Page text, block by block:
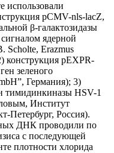
использовали
pCMV-nls-lacZ,
β-галактозидазы
ядерной
Scholte, Erazmus
конструкция pEXPR-
зеленого
Германия); 3)
тимидинкиназы HSV-1
Институт
Петербург, Россия).
ДНК проводили по
с последующей
плотности хлорида